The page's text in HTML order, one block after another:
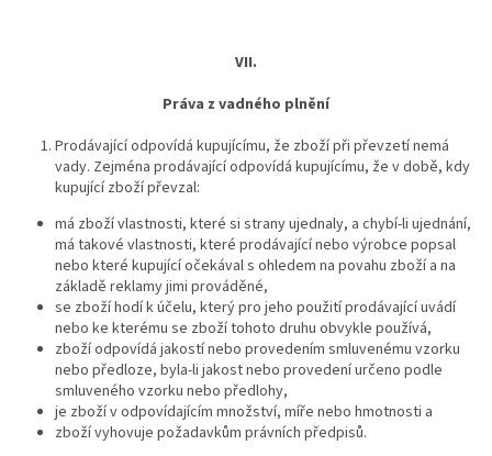
VII.
Práva z vadného plnění
Prodávající odpovídá kupujícímu, že zboží při převzetí nemá
vady. Zejména prodávající odpovídá kupujícímu, že v době, kdy
kupující zboží převzal:
má zboží vlastnosti, které si strany ujednaly, a chybí-li ujednání,
má takové vlastnosti, které prodávající nebo výrobce popsal
nebo které kupující očekával s ohledem na povahu zboží a na
základě reklamy jimi prováděné,
se zboží hodí k účelu, který pro jeho použití prodávající uvádí
nebo ke kterému se zboží tohoto druhu obvykle používá,
zboží odpovídá jakostí nebo provedením smluvenému vzorku
nebo předloze, byla-li jakost nebo provedení určeno podle
smluveného vzorku nebo předlohy,
je zboží v odpovídajícím množství, míře nebo hmotnosti a
zboží vyhovuje požadavkům právních předpisů.